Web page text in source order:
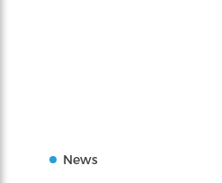
News